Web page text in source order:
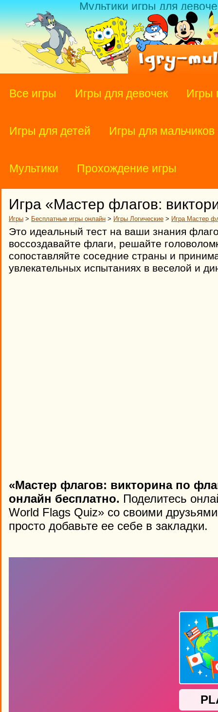
Мультики игры для
Все игры Игры для девочек Игры
Игры для детей Игры для мальчиков
Мультики Прохождение игры
Игра «Мастер флагов:
Игры > Бесплатные игры онлайн > Игры Логические > Игра Мастер
Это идеальный тест на ваши знания
воссоздавайте флаги, решайте
сопоставляйте соседние страны и
увлекательных испытаниях в веселой и
«Мастер флагов: викторина по
онлайн бесплатно. Поделитесь
World Flags Quiz» со своими
просто добавьте ее себе в закладки.